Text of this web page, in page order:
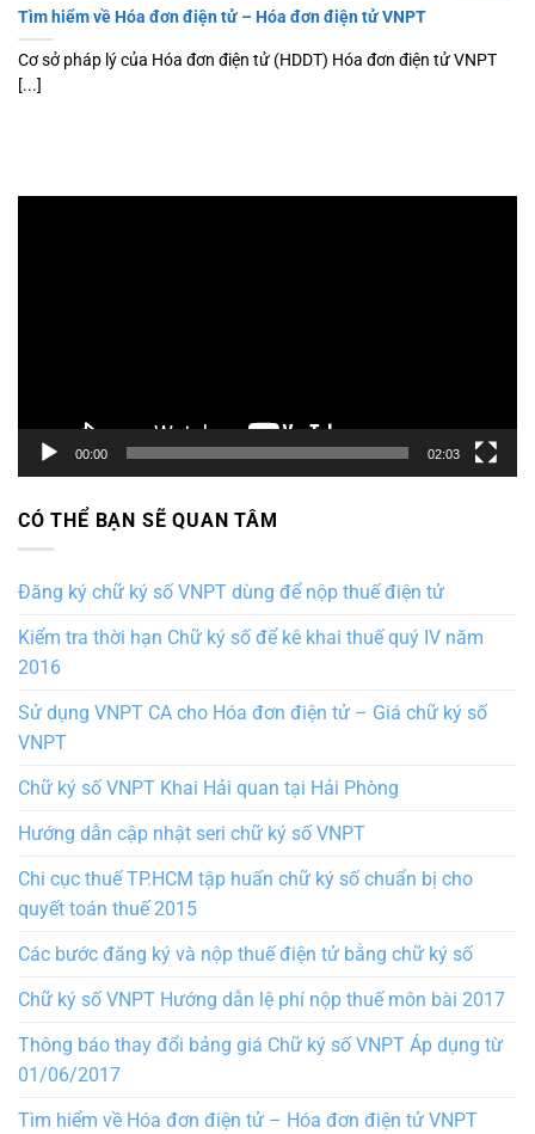
Tìm hiểm về Hóa đơn điện tử – Hóa đơn điện tử VNPT
Cơ sở pháp lý của Hóa đơn điện tử (HDDT) Hóa đơn điện tử VNPT
[...]
00:00 02:03
CÓ THỂ BẠN SẼ QUAN TÂM
Đăng ký chữ ký số VNPT dùng để nộp thuế điện tử
Kiểm tra thời hạn Chữ ký số để kê khai thuế quý IV năm
2016
Sử dụng VNPT CA cho Hóa đơn điện tử – Giá chữ ký số
VNPT
Chữ ký số VNPT Khai Hải quan tại Hải Phòng
Hướng dẫn cập nhật seri chữ ký số VNPT
Chi cục thuế TP.HCM tập huấn chữ ký số chuẩn bị cho
quyết toán thuế 2015
Các bước đăng ký và nộp thuế điện tử bằng chữ ký số
Chữ ký số VNPT Hướng dẫn lệ phí nộp thuế môn bài 2017
Thông báo thay đổi bảng giá Chữ ký số VNPT Áp dụng từ
01/06/2017
Tìm hiểm về Hóa đơn điện tử – Hóa đơn điện tử VNPT